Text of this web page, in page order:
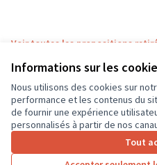
Informations sur les
Nous utilisons des cookies sur
performance et les contenus du
de fournir une expérience
personnalisés à partir de nos
Tout
Voir toutes les propositions
Conditions d'utilisation
Paramètres des cookies
CD37 sur X
(Lien externe)
CD37 sur Facebook
CD37 sur Instagram
CD37 sur YouTube
(Lien externe)